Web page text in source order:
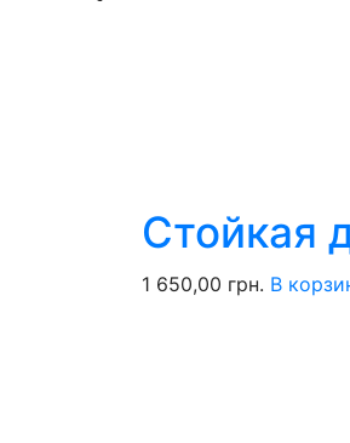
Стойкая
1 650,00 грн. В